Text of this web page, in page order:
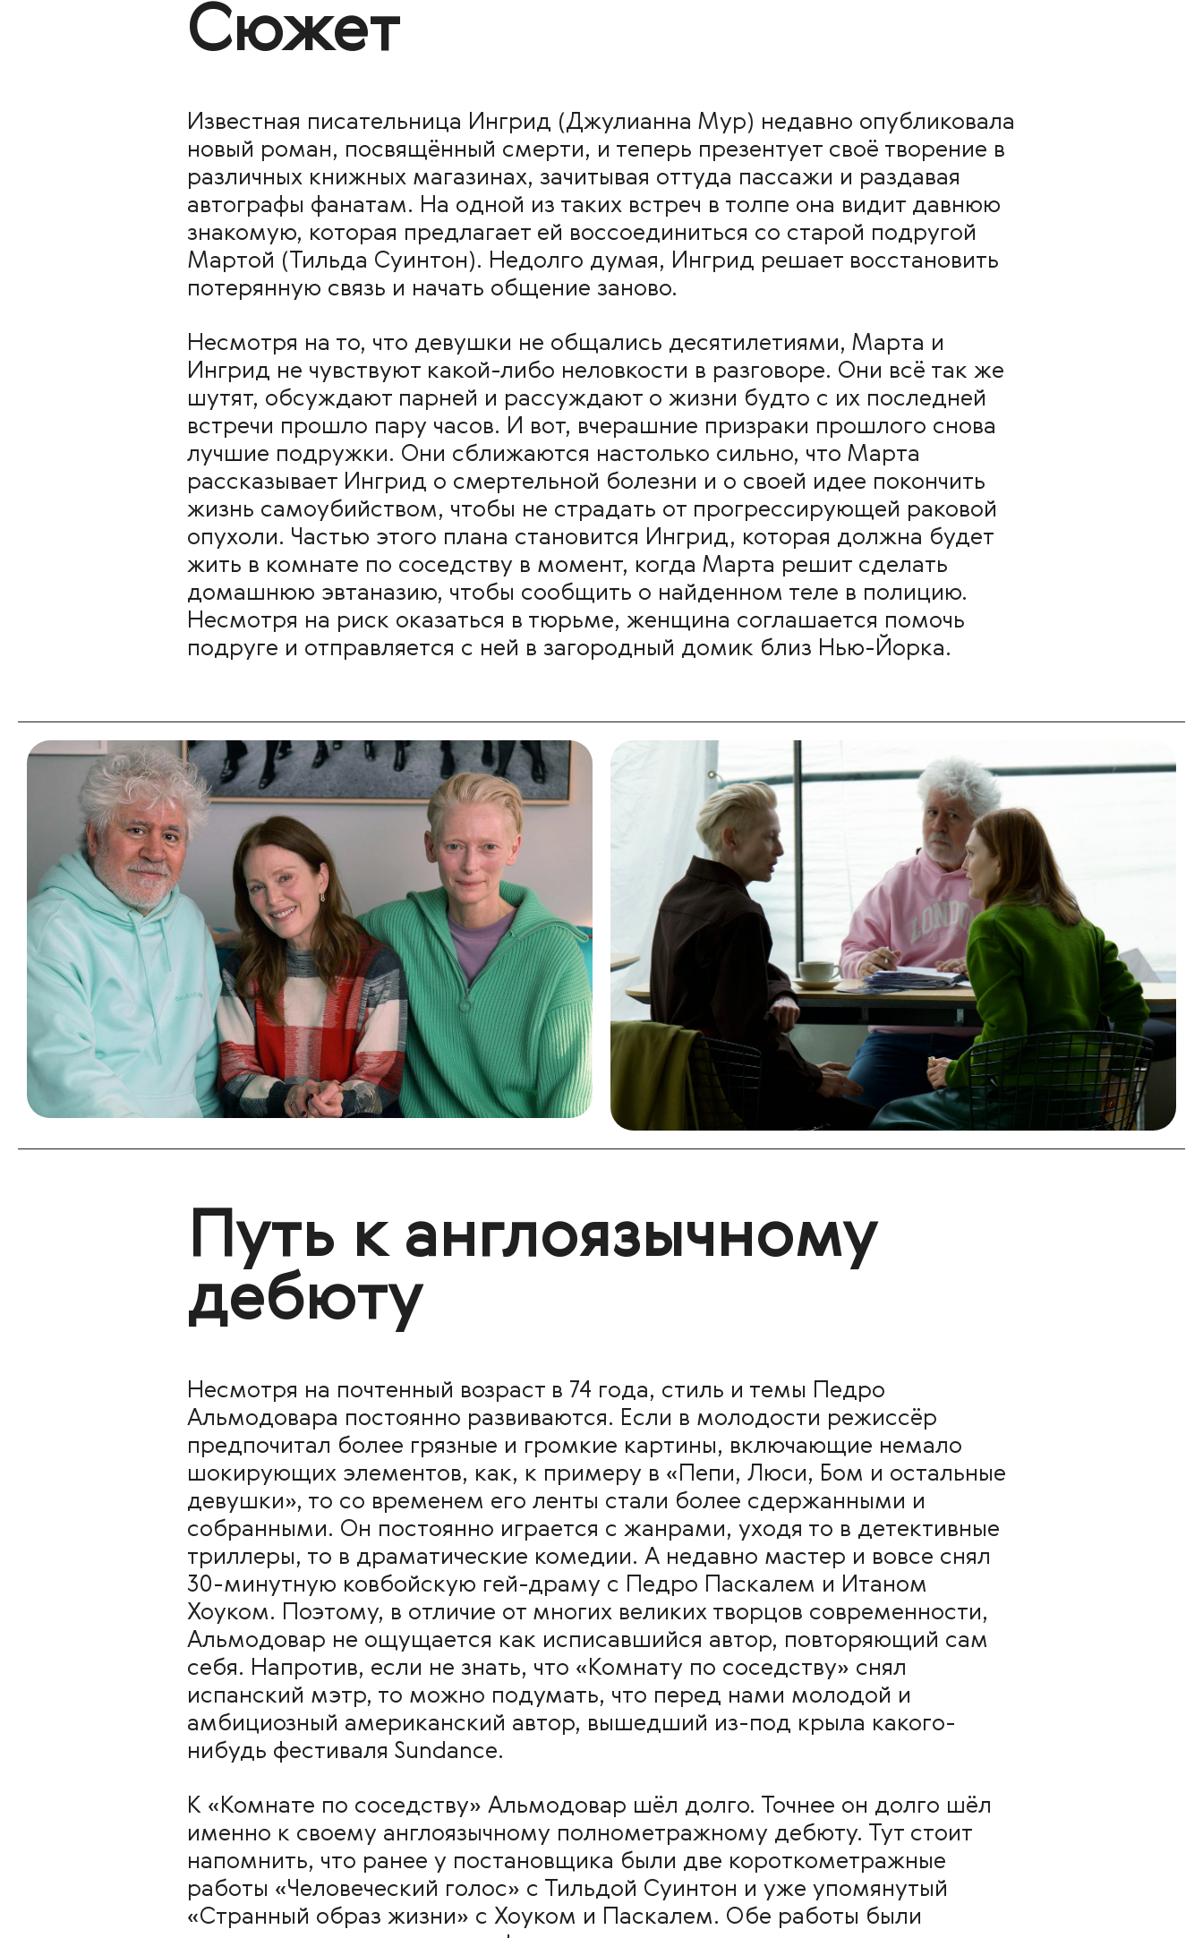
Сюжет
Известная писательница Ингрид (Джулианна Мур) недавно опубликовала
новый роман, посвящённый смерти, и теперь презентует своё творение в
различных книжных магазинах, зачитывая оттуда пассажи и раздавая
автографы фанатам. На одной из таких встреч в толпе она видит давнюю
знакомую, которая предлагает ей воссоединиться со старой подругой
Мартой (Тильда Суинтон). Недолго думая, Ингрид решает восстановить
потерянную связь и начать общение заново.
Несмотря на то, что девушки не общались десятилетиями, Марта и
Ингрид не чувствуют какой-либо неловкости в разговоре. Они всё так же
шутят, обсуждают парней и рассуждают о жизни будто с их последней
встречи прошло пару часов. И вот, вчерашние призраки прошлого снова
лучшие подружки. Они сближаются настолько сильно, что Марта
рассказывает Ингрид о смертельной болезни и о своей идее покончить
жизнь самоубийством, чтобы не страдать от прогрессирующей раковой
опухоли. Частью этого плана становится Ингрид, которая должна будет
жить в комнате по соседству в момент, когда Марта решит сделать
домашнюю эвтаназию, чтобы сообщить о найденном теле в полицию.
Несмотря на риск оказаться в тюрьме, женщина соглашается помочь
подруге и отправляется с ней в загородный домик близ Нью-Йорка.
Путь к англоязычному
дебюту
Несмотря на почтенный возраст в 74 года, стиль и темы Педро
Альмодовара постоянно развиваются. Если в молодости режиссёр
предпочитал более грязные и громкие картины, включающие немало
шокирующих элементов, как, к примеру в «Пепи, Люси, Бом и остальные
девушки», то со временем его ленты стали более сдержанными и
собранными. Он постоянно играется с жанрами, уходя то в детективные
триллеры, то в драматические комедии. А недавно мастер и вовсе снял
30-минутную ковбойскую гей-драму с Педро Паскалем и Итаном
Хоуком. Поэтому, в отличие от многих великих творцов современности,
Альмодовар не ощущается как исписавшийся автор, повторяющий сам
себя. Напротив, если не знать, что «Комнату по соседству» снял
испанский мэтр, то можно подумать, что перед нами молодой и
амбициозный американский автор, вышедший из-под крыла какого-
нибудь фестиваля Sundance.
К «Комнате по соседству» Альмодовар шёл долго. Точнее он долго шёл
именно к своему англоязычному полнометражному дебюту. Тут стоит
напомнить, что ранее у постановщика были две короткометражные
работы «Человеческий голос» с Тильдой Суинтон и уже упомянутый
«Странный образ жизни» с Хоуком и Паскалем. Обе работы были